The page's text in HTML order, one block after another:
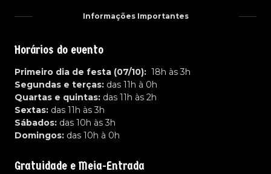
Informações Importantes
Horários do evento
Primeiro dia de festa (07/10): 18h às 3h
Segundas e terças: das 11h à 0h
Quartas e quintas: das 11h às 2h
Sextas: das 11h às 3h
Sábados: das 10h às 3h
Domingos: das 10h à 0h
Gratuidade e Meia-Entrada